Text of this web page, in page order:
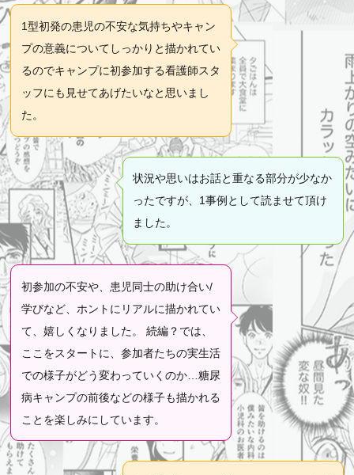
1型初発の患児の不安な気持ちやキャン
プの意義についてしっかりと描かれてい
るのでキャンプに初参加する看護師スタ
ッフにも見せてあげたいなと思いまし
た。
状況や思いはお話と重なる部分が少なか
ったですが、1事例として読ませて頂け
ました。
初参加の不安や、患児同士の助け合い/
学びなど、ホントにリアルに描かれてい
て、嬉しくなりました。 続編？では、
ここをスタートに、参加者たちの実生活
での様子がどう変わっていくのか…糖尿
病キャンプの前後などの様子も描かれる
ことを楽しみにしています。